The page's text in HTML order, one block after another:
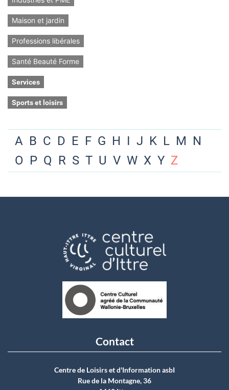
Maison et jardin
Professions libérales
Santé Beauté Forme
Services
Sports et loisirs
A B C D E F G H I J K L M N
O P Q R S T U V W X Y Z
Contact
Centre de Loisirs et d'Information asbI
Rue de la Montagne, 36